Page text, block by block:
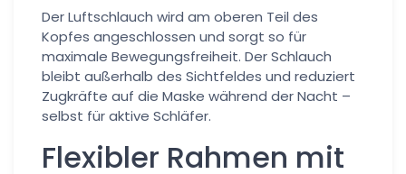
Der Luftschlauch wird am oberen Teil des
Kopfes angeschlossen und sorgt so für
maximale Bewegungsfreiheit. Der Schlauch
bleibt außerhalb des Sichtfeldes und reduziert
Zugkräfte auf die Maske während der Nacht –
selbst für aktive Schläfer.
Flexibler Rahmen mit